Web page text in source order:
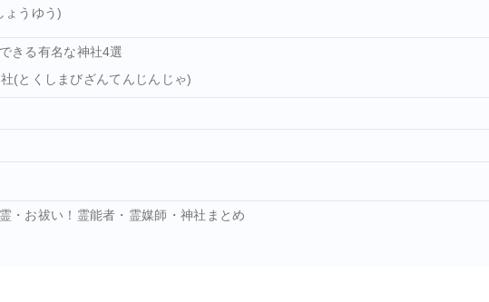
ょうゆう)
きる有名な神社4選
(とくしまびざんてんじんじゃ)
・お祓い！霊能者・霊媒師・神社まとめ